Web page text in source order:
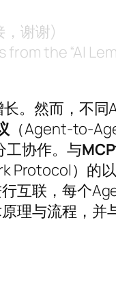
，谢谢)
the “AI
。然而，不同
（Agent-to-
工协作。与
Protocol）的
互联，每个
理与流程，并